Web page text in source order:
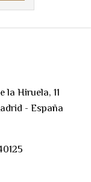
Hiruela, 11
- España